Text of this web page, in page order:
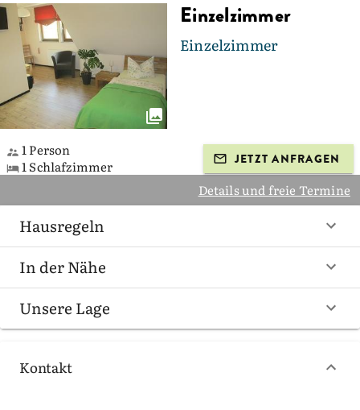
Einzelzimmer
Einzelzimmer
1 Person
1 Schlafzimmer
JETZT ANFRAGEN
Details und freie Termine
Hausregeln
In der Nähe
Unsere Lage
Kontakt